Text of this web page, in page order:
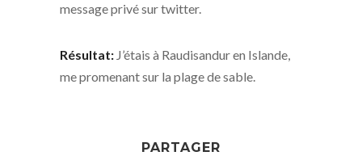
message privé sur twitter.
Résultat: J’étais à Raudisandur en Islande,
me promenant sur la plage de sable.
PARTAGER